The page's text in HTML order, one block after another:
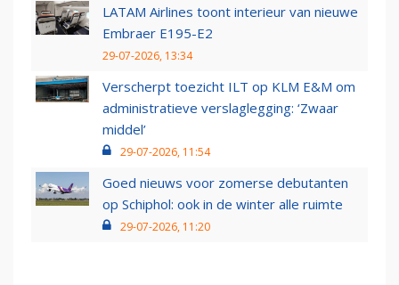
LATAM Airlines toont interieur van nieuwe
Embraer E195-E2
29-07-2026, 13:34
Verscherpt toezicht ILT op KLM E&M om
administratieve verslaglegging: ‘Zwaar
middel’
29-07-2026, 11:54
Goed nieuws voor zomerse debutanten
op Schiphol: ook in de winter alle ruimte
29-07-2026, 11:20